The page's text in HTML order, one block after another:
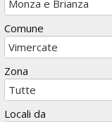
Comune
Zona
Locali da